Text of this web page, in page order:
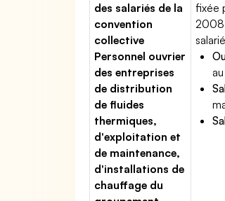
des salariés de la
convention
collective
Personnel ouvrier
des entreprises
de distribution
de fluides
thermiques,
d'exploitation et
de maintenance,
d'installations de
chauffage du
fixée
2008